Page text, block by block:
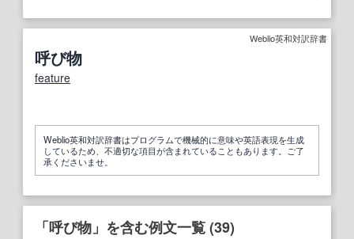
Weblio英和対訳辞書
呼び物
feature
Weblio英和対訳辞書はプログラムで機械的に意味や英語表現を生成
しているため、不適切な項目が含まれていることもあります。ご了
承くださいませ。
「呼び物」を含む例文一覧 (39)